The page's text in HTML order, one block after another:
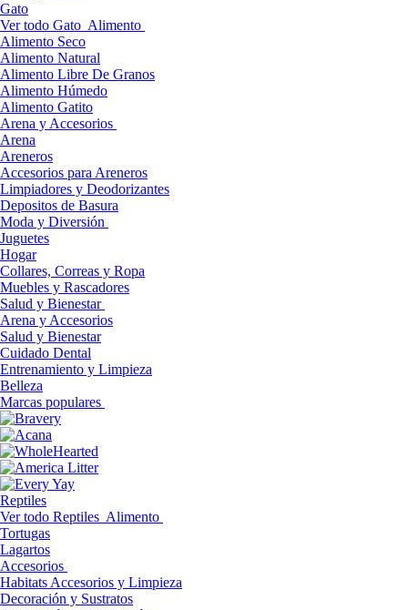
Gato
Ver todo Gato Alimento
Alimento Seco
Alimento Natural
Alimento Libre De Granos
Alimento Húmedo
Alimento Gatito
Arena y Accesorios
Arena
Areneros
Accesorios para Areneros
Limpiadores y Deodorizantes
Depositos de Basura
Moda y Diversión
Juguetes
Hogar
Collares, Correas y Ropa
Muebles y Rascadores
Salud y Bienestar
Arena y Accesorios
Salud y Bienestar
Cuidado Dental
Entrenamiento y Limpieza
Belleza
Marcas populares
Reptiles
Ver todo Reptiles Alimento
Tortugas
Lagartos
Accesorios
Habitats Accesorios y Limpieza
Decoración y Sustratos